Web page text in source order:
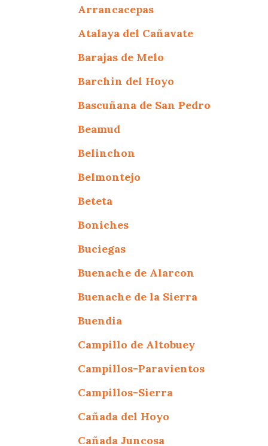
Arrancacepas
Atalaya del Cañavate
Barajas de Melo
Barchin del Hoyo
Bascuñana de San Pedro
Beamud
Belinchon
Belmontejo
Beteta
Boniches
Buciegas
Buenache de Alarcon
Buenache de la Sierra
Buendia
Campillo de Altobuey
Campillos-Paravientos
Campillos-Sierra
Cañada del Hoyo
Cañada Juncosa